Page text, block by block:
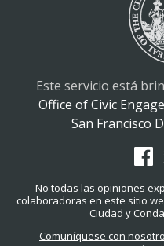
Este servicio está
Office of Civic
San Francisco
No todas las opiniones
colaboradoras en este sitio
Ciudad y
Comuníquese con